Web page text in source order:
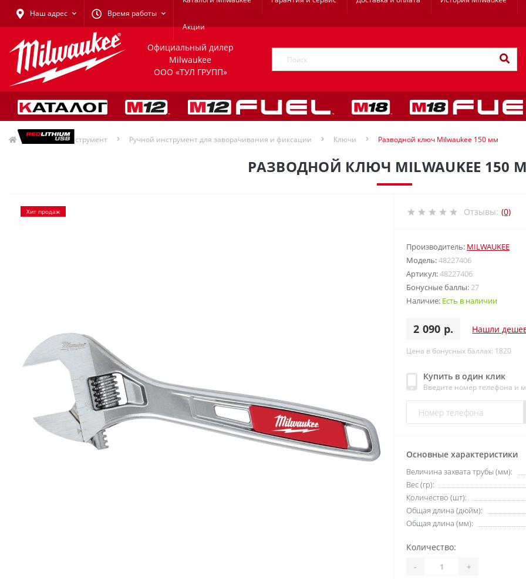
Наш адрес Время работы
Акции
Официальный дилер
Milwaukee
ООО «ТУЛ ГРУПП»
Ручной инструмент Ручной инструмент для заворачивания и фиксации Ключи Разводной ключ Milwaukee 150 мм
РАЗВОДНОЙ КЛЮЧ MILWAUKEE 150
Хит продаж Отзывы: (0)
Производитель: MILWAUKEE
Модель:48227406
Артикул:48227406
Бонусные баллы:27
Наличие: Есть в наличии
2 090 р. Нашли
Цена в бонусных баллах: 1820
Купить в один клик
Введите номер телефона и
Основные характеристики
Величина захвата трубы (мм):
Вес (гр):
Количество (шт):
Общая длина (дюйм):
Общая длина (мм):
Количество:
- +